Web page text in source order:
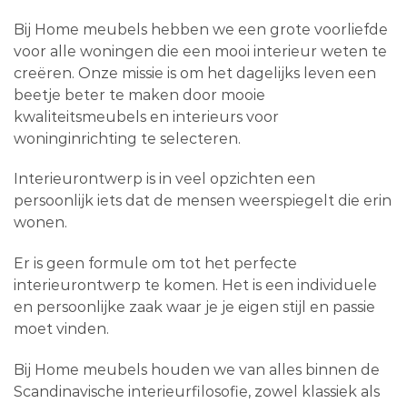
Bij Home meubels hebben we een grote voorliefde
voor alle woningen die een mooi interieur weten te
creëren. Onze missie is om het dagelijks leven een
beetje beter te maken door mooie
kwaliteitsmeubels en interieurs voor
woninginrichting te selecteren.
Interieurontwerp is in veel opzichten een
persoonlijk iets dat de mensen weerspiegelt die erin
wonen.
Er is geen formule om tot het perfecte
interieurontwerp te komen. Het is een individuele
en persoonlijke zaak waar je je eigen stijl en passie
moet vinden.
Bij Home meubels houden we van alles binnen de
Scandinavische interieurfilosofie, zowel klassiek als